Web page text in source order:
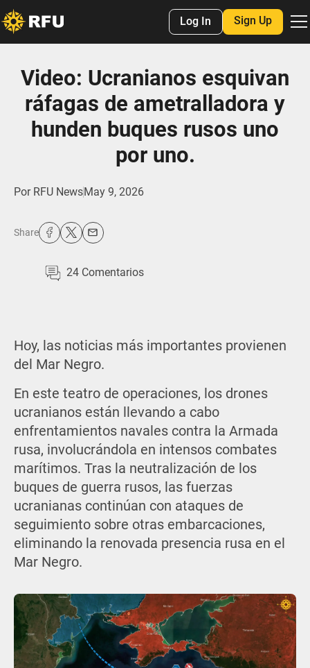
Log In Sign Up
Video: Ucranianos esquivan
ráfagas de ametralladora y
hunden buques rusos uno
por uno.
Por RFU NewsMay 9, 2026
Share
24 Comentarios
Hoy, las noticias más importantes provienen
del Mar Negro.
En este teatro de operaciones, los drones
ucranianos están llevando a cabo
enfrentamientos navales contra la Armada
rusa, involucrándola en intensos combates
marítimos. Tras la neutralización de los
buques de guerra rusos, las fuerzas
ucranianas continúan con ataques de
seguimiento sobre otras embarcaciones,
eliminando la renovada presencia rusa en el
Mar Negro.